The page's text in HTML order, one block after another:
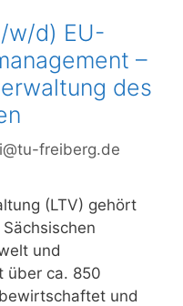
w/d) EU-
–
des
freiberg.de
(LTV) gehört
und
über ca. 850
und